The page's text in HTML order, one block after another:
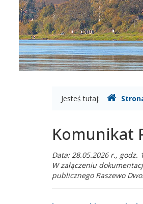
nad
Wisłą
Gdzie
Jesteś tutaj:
Komunikat
Data: 28.05.2026 r., godz.
W załączeniu
publicznego Raszewo